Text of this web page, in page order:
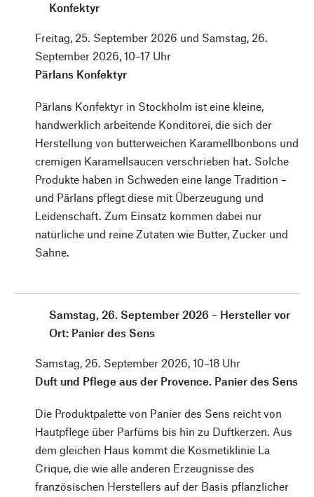
Konfektyr
Freitag, 25. September 2026 und Samstag, 26.
September 2026, 10–17 Uhr
Pärlans Konfektyr
Pärlans Konfektyr in Stockholm ist eine kleine,
handwerklich arbeitende Konditorei, die sich der
Herstellung von butterweichen Karamellbonbons und
cremigen Karamellsaucen verschrieben hat. Solche
Produkte haben in Schweden eine lange Tradition –
und Pärlans pflegt diese mit Überzeugung und
Leidenschaft. Zum Einsatz kommen dabei nur
natürliche und reine Zutaten wie Butter, Zucker und
Sahne.
Samstag, 26. September 2026 – Hersteller vor
Ort: Panier des Sens
Samstag, 26. September 2026, 10–18 Uhr
Duft und Pflege aus der ­Provence. Panier des Sens
Die Produktpalette von Panier des Sens reicht von
Hautpflege über Parfüms bis hin zu Duftkerzen. Aus
dem gleichen Haus kommt die Kosmetiklinie La
Crique, die wie alle anderen Erzeugnisse des
französischen Herstellers auf der Basis pflanzlicher